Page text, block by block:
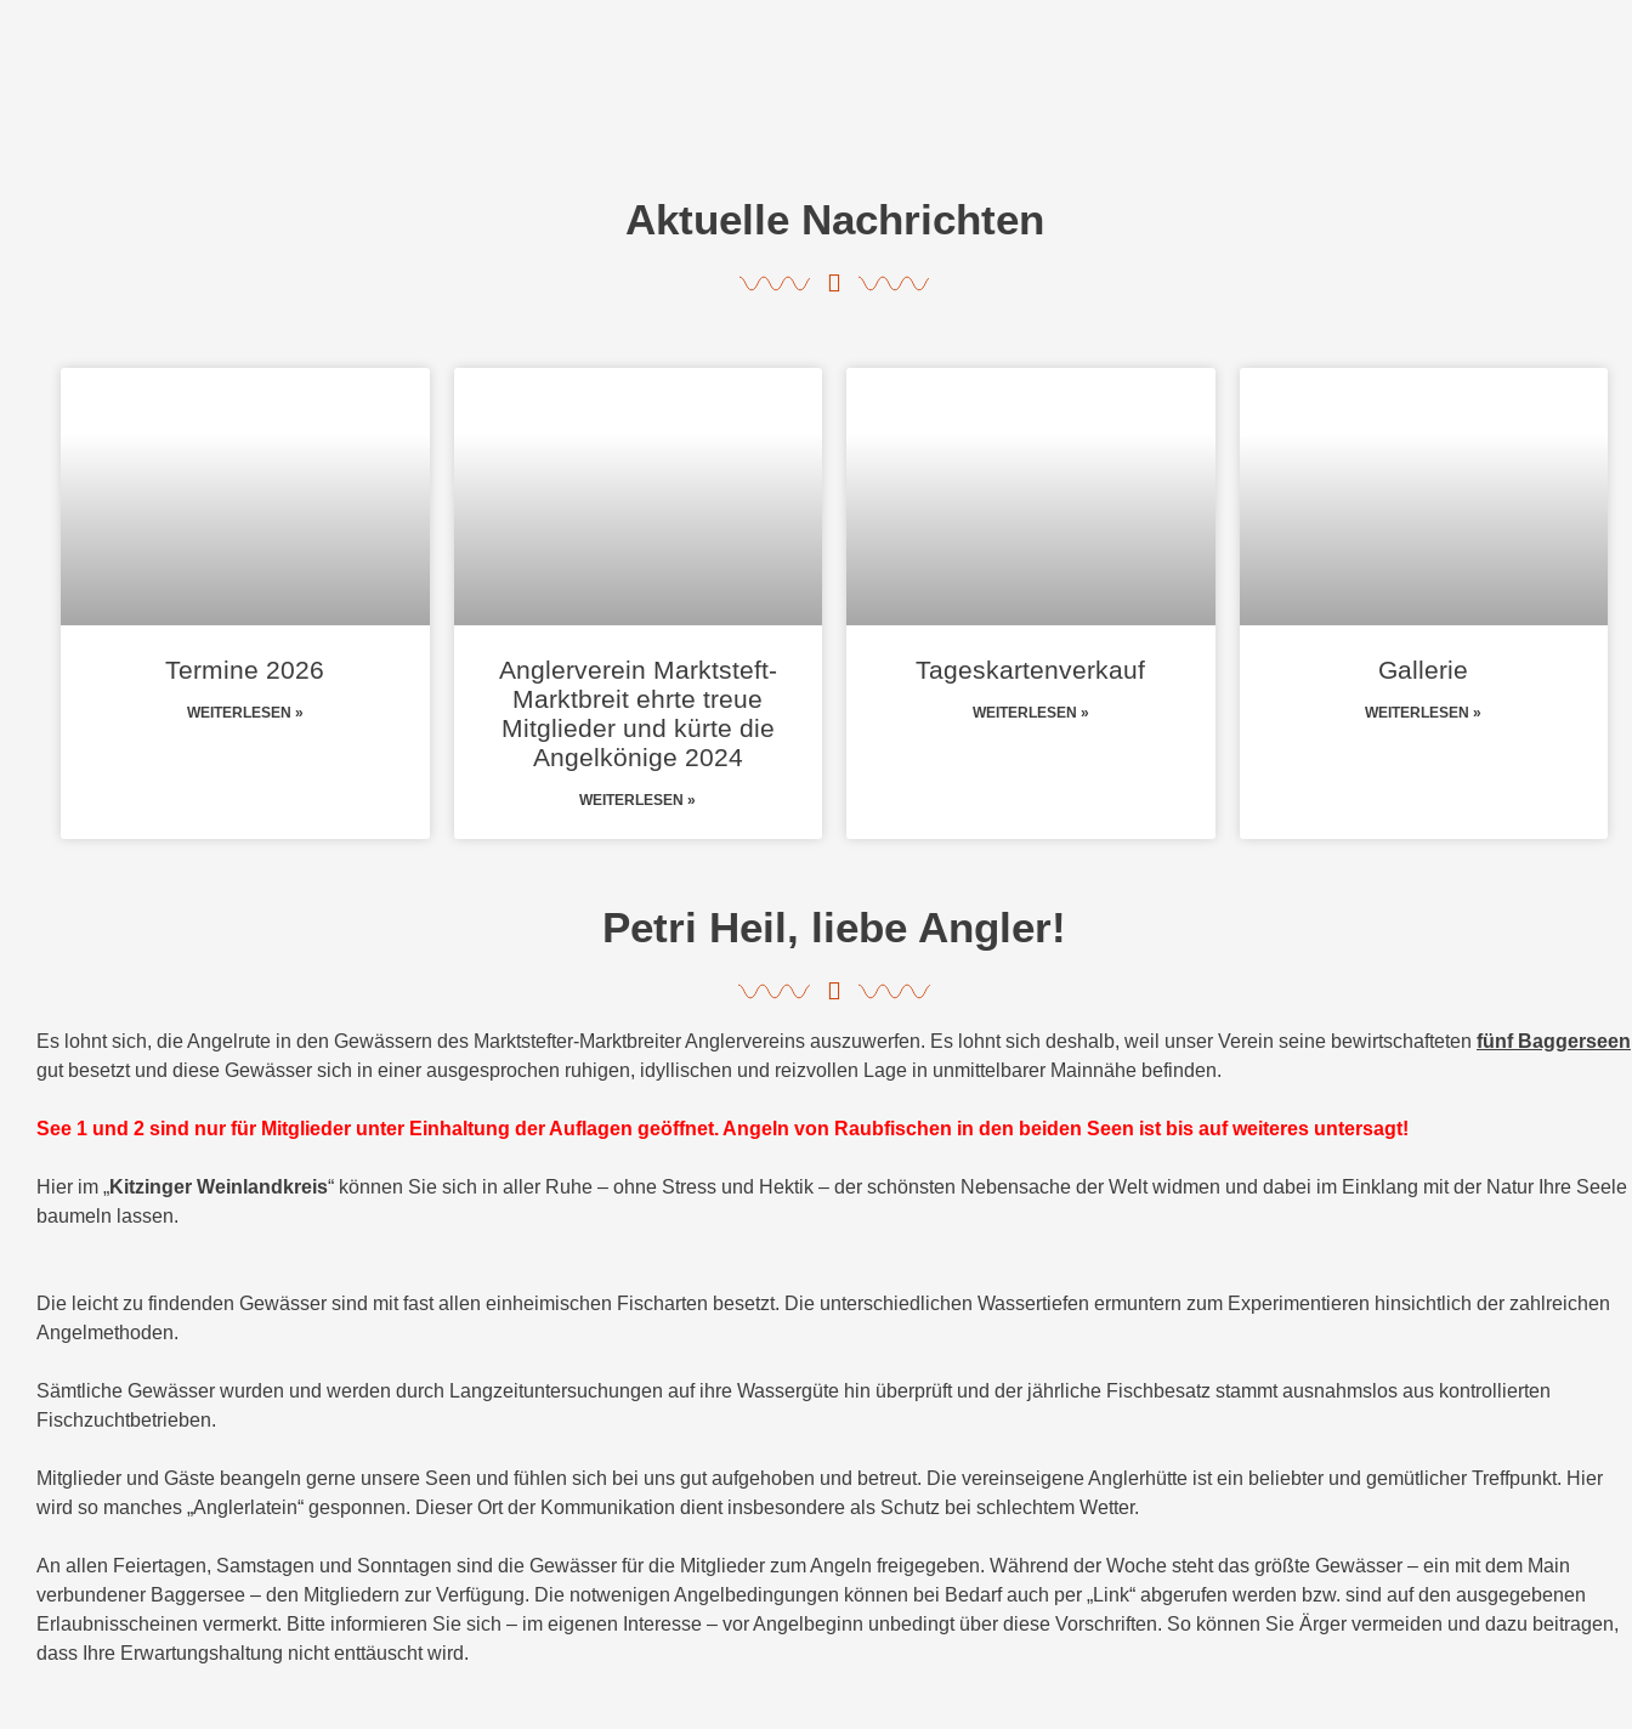
Aktuelle Nachrichten
Termine 2026
WEITERLESEN »
Anglerverein Marktsteft-
Marktbreit ehrte treue
Mitglieder und kürte die
Angelkönige 2024
WEITERLESEN »
Tageskartenverkauf
WEITERLESEN »
Gallerie
WEITERLESEN »
Petri Heil, liebe Angler!
Es lohnt sich, die Angelrute in den Gewässern des Marktstefter-Marktbreiter Anglervereins auszuwerfen. Es lohnt sich deshalb, weil unser Verein seine bewirtschafteten fünf Baggerseen
gut besetzt und diese Gewässer sich in einer ausgesprochen ruhigen, idyllischen und reizvollen Lage in unmittelbarer Mainnähe befinden.
See 1 und 2 sind nur für Mitglieder unter Einhaltung der Auflagen geöffnet. Angeln von Raubfischen in den beiden Seen ist bis auf weiteres untersagt!
Hier im „Kitzinger Weinlandkreis“ können Sie sich in aller Ruhe – ohne Stress und Hektik – der schönsten Nebensache der Welt widmen und dabei im Einklang mit der Natur Ihre Seele
baumeln lassen.
Die leicht zu findenden Gewässer sind mit fast allen einheimischen Fischarten besetzt. Die unterschiedlichen Wassertiefen ermuntern zum Experimentieren hinsichtlich der zahlreichen
Angelmethoden.
Sämtliche Gewässer wurden und werden durch Langzeituntersuchungen auf ihre Wassergüte hin überprüft und der jährliche Fischbesatz stammt ausnahmslos aus kontrollierten
Fischzuchtbetrieben.
Mitglieder und Gäste beangeln gerne unsere Seen und fühlen sich bei uns gut aufgehoben und betreut. Die vereinseigene Anglerhütte ist ein beliebter und gemütlicher Treffpunkt. Hier
wird so manches „Anglerlatein“ gesponnen. Dieser Ort der Kommunikation dient insbesondere als Schutz bei schlechtem Wetter.
An allen Feiertagen, Samstagen und Sonntagen sind die Gewässer für die Mitglieder zum Angeln freigegeben. Während der Woche steht das größte Gewässer – ein mit dem Main
verbundener Baggersee – den Mitgliedern zur Verfügung. Die notwenigen Angelbedingungen können bei Bedarf auch per „Link“ abgerufen werden bzw. sind auf den ausgegebenen
Erlaubnisscheinen vermerkt. Bitte informieren Sie sich – im eigenen Interesse – vor Angelbeginn unbedingt über diese Vorschriften. So können Sie Ärger vermeiden und dazu beitragen,
dass Ihre Erwartungshaltung nicht enttäuscht wird.